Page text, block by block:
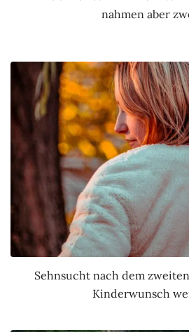
nahmen aber
Sehnsucht nach dem
Kinderwunsch